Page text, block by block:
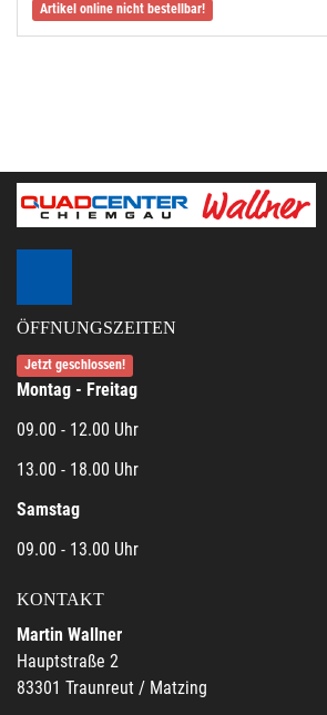
Artikel online nicht bestellbar!
ÖFFNUNGSZEITEN
Jetzt geschlossen!
Montag - Freitag
09.00 - 12.00 Uhr
13.00 - 18.00 Uhr
Samstag
09.00 - 13.00 Uhr
KONTAKT
Martin Wallner
Hauptstraße 2
83301 Traunreut / Matzing